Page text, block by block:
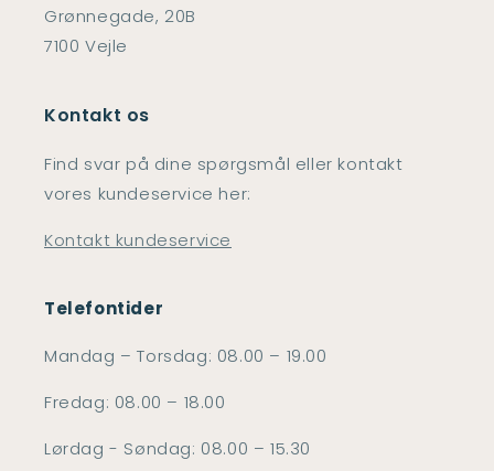
Grønnegade, 20B
7100 Vejle
Kontakt os
Find svar på dine spørgsmål eller kontakt
vores kundeservice her:
Kontakt kundeservice
Telefontider
Mandag – Torsdag: 08.00 – 19.00
Fredag: 08.00 – 18.00
Lørdag - Søndag: 08.00 – 15.30